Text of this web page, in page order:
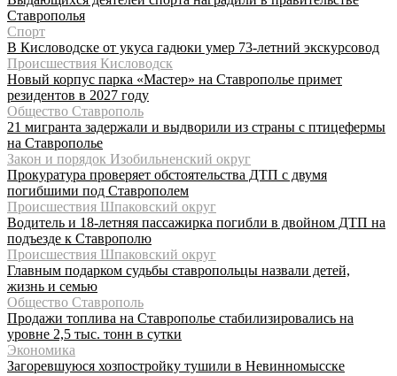
Ставрополья
Спорт
В Кисловодске от укуса гадюки умер 73-летний экскурсовод
Происшествия Кисловодск
Новый корпус парка «Мастер» на Ставрополье примет
резидентов в 2027 году
Общество Ставрополь
21 мигранта задержали и выдворили из страны с птицефермы
на Ставрополье
Закон и порядок Изобильненский округ
Прокуратура проверяет обстоятельства ДТП с двумя
погибшими под Ставрополем
Происшествия Шпаковский округ
Водитель и 18-летняя пассажирка погибли в двойном ДТП на
подъезде к Ставрополю
Происшествия Шпаковский округ
Главным подарком судьбы ставропольцы назвали детей,
жизнь и семью
Общество Ставрополь
Продажи топлива на Ставрополье стабилизировались на
уровне 2,5 тыс. тонн в сутки
Экономика
Загоревшуюся хозпостройку тушили в Невинномысске